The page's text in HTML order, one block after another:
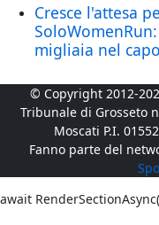
Cresce l'attesa
migliaia nel
© Copyright 2012-
Tribunale di Grosseto
Moscati P.I.
Fanno parte del
await